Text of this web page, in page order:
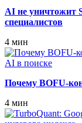
AI не уничтожит
специалистов
4 мин
AI в поиске
Почему
4 мин